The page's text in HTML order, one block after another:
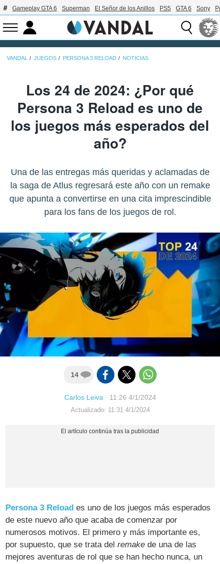
Gameplay GTA 6 Superman El Señor de los Anillos PS5 GTA 6 Sony
VANDAL JUEGOS PERSONA 3 RELOAD NOTICIAS
Los 24 de 2024: ¿Por qué
Persona 3 Reload es uno de
los juegos más esperados del
año?
Una de las entregas más queridas y aclamadas de
la saga de Atlus regresará este año con un remake
que apunta a convertirse en una cita imprescindible
para los fans de los juegos de rol.
14
Carlos Leiva· 11:26 4/1/2024
Actualizado: 11:31 4/1/2024
Persona 3 Reload es uno de los juegos más esperados
de este nuevo año que acaba de comenzar por
numerosos motivos. El primero y más importante es,
por supuesto, que se trata delremake de una de las
mejores aventuras de rol que se han hecho nunca, un